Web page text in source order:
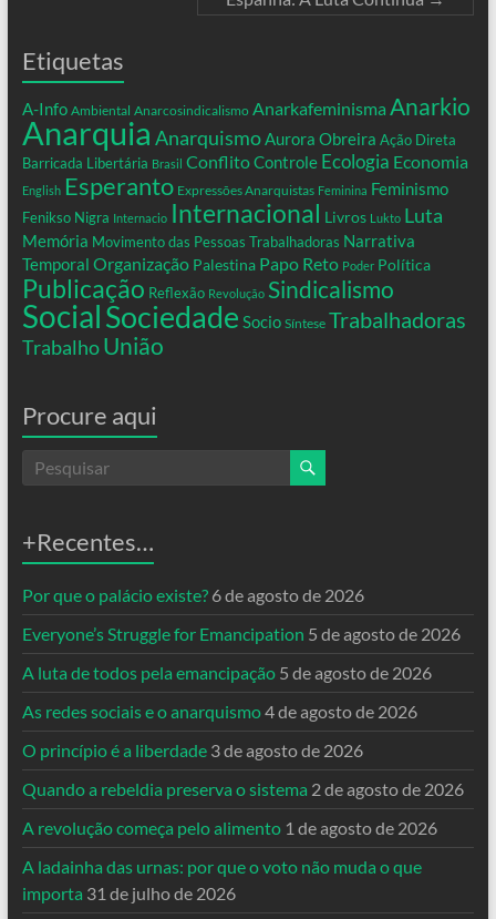
Etiquetas
A-Info Ambiental Anarcosindicalismo Anarkafeminisma Anarkio
Anarquia AnarquismoAurora Obreira Ação Direta
Barricada Libertária Brasil ConflitoControle Ecologia Economia
English Esperanto Expressões Anarquistas Feminina Feminismo
Fenikso Nigra Internacio Internacional Livros Lukto Luta
Memória Movimento das Pessoas Trabalhadoras Narrativa
Temporal Organização Palestina Papo Reto Poder Política
Publicação Reflexão Revolução Sindicalismo
SocialSociedade Socio Síntese Trabalhadoras
Trabalho União
Procure aqui
+Recentes…
Por que o palácio existe? 6 de agosto de 2026
Everyone’s Struggle for Emancipation 5 de agosto de 2026
A luta de todos pela emancipação 5 de agosto de 2026
As redes sociais e o anarquismo4 de agosto de 2026
O princípio é a liberdade 3 de agosto de 2026
Quando a rebeldia preserva o sistema 2 de agosto de 2026
A revolução começa pelo alimento 1 de agosto de 2026
A ladainha das urnas: por que o voto não muda o que
importa 31 de julho de 2026